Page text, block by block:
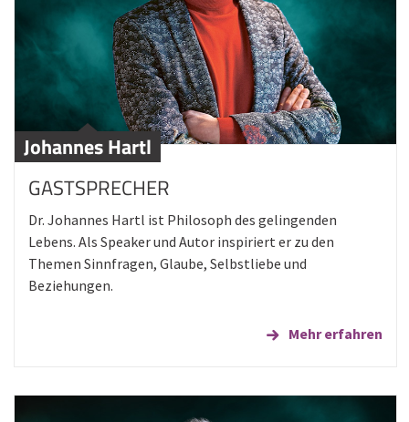
Johannes Hartl
GASTSPRECHER
Dr. Johannes Hartl ist Philosoph des gelingenden
Lebens. Als Speaker und Autor inspiriert er zu den
Themen Sinnfragen, Glaube, Selbstliebe und
Beziehungen.
Mehr erfahren